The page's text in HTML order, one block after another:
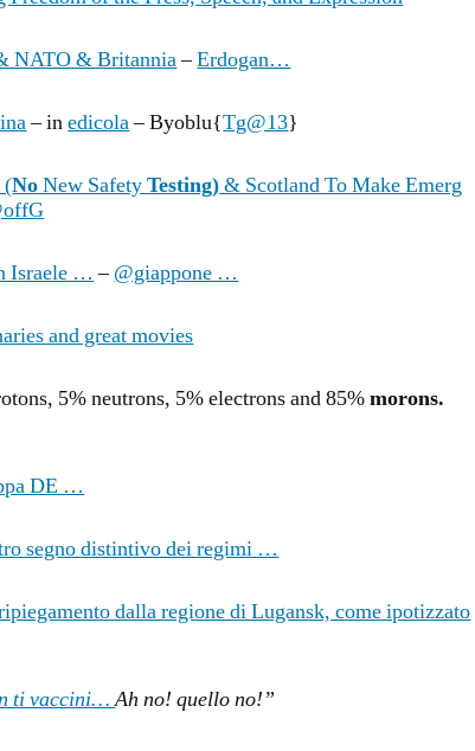
NATO & Britannia–Erdogan…
– inedicola– Byoblu{Tg@13}
(NoNew SafetyTesting)& Scotland To Make Emerg
Israele … –@giappone …
and great movies
5% neutrons, 5% electrons and 85%morons.
DE …
segno distintivo dei regimi …
dalla regione di Lugansk, come ipotizzato
ti vaccini…Ah no! quello no!”